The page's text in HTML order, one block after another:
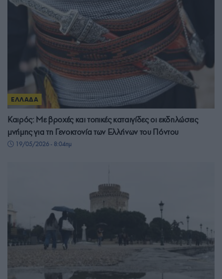
ΕΛΛΑΔΑ
Καιρός: Με βροχές και τοπικές καταιγίδες οι εκδηλώσεις
μνήμης για τη Γενοκτονία των Ελλήνων του Πόντου
19/05/2026 - 8:04πμ